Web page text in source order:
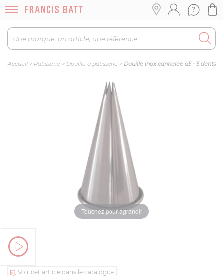
Accueil> Pâtisserie > Douille à pâtisserie > Douille inox cannelee a5 - 5 dents
Touchez pour agrandir
Voir cet article dans le catalogue